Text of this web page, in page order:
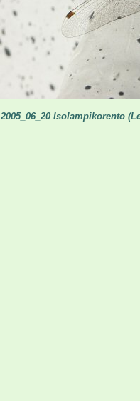
2005_06_20 Isolampikorento